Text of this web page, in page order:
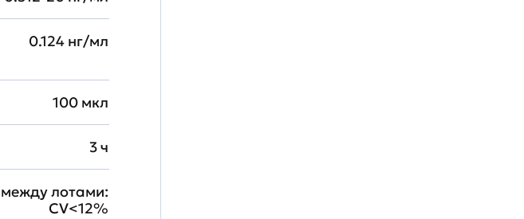
0.124 нг/мл
100 мкл
3 ч
между лотами:
CV<12%